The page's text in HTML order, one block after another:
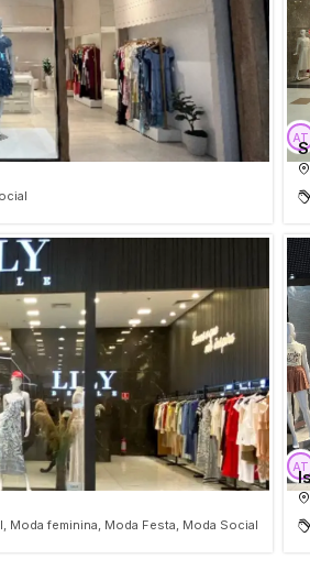
Moda feminina, Moda Festa, Moda Social